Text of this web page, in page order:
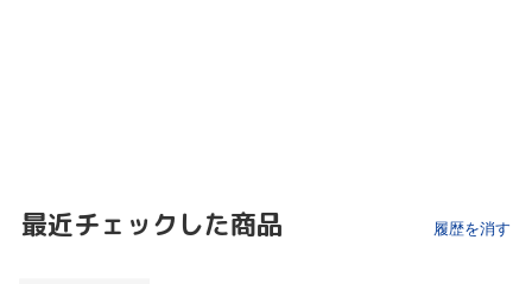
最近チェックした商品 履歴を消す